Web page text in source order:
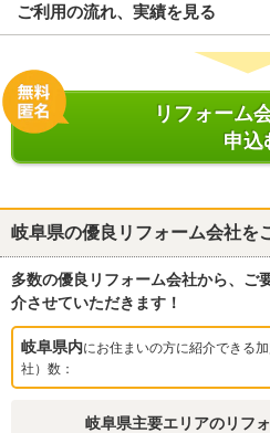
ご利用の流れ、実績を見る
リフォーム
申込
岐阜県の優良リフォーム会社を
多数の優良リフォーム会社から、ご
介させていただきます！
岐阜県内にお住まいの方に紹介できる
社）数：
岐阜県主要エリアのリフ